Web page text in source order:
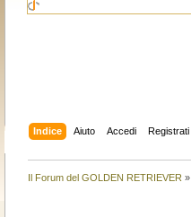
Indice Aiuto Accedi Registrati
Il Forum del GOLDEN RETRIEVER »